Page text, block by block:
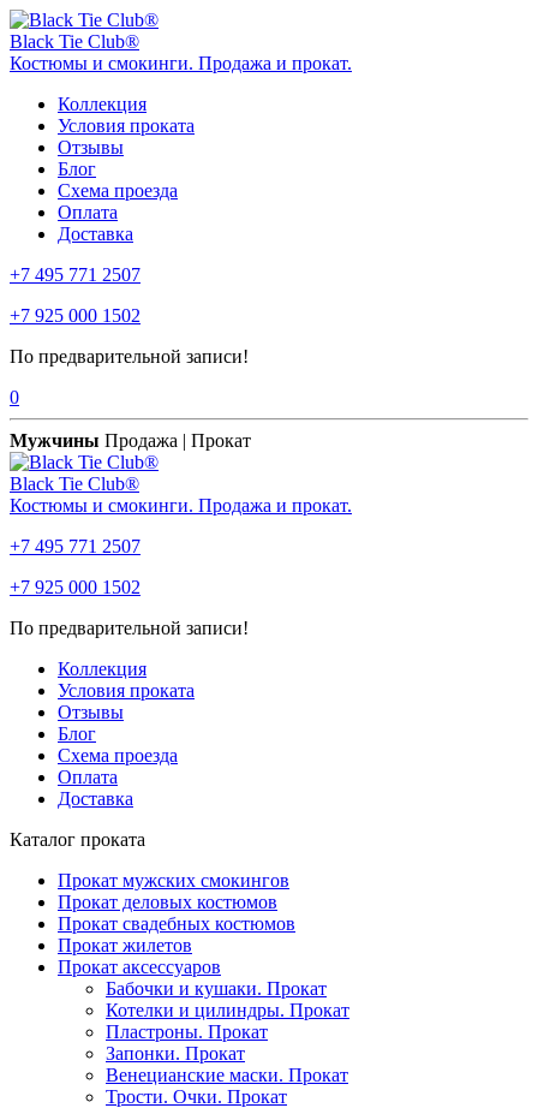
Black Tie Club®
Костюмы и смокинги. Продажа и прокат.
Коллекция
Условия проката
Отзывы
Блог
Схема проезда
Оплата
Доставка
+7 495 771 2507
+7 925 000 1502
По предварительной записи!
0
Мужчины Продажа | Прокат
Black Tie Club®
Костюмы и смокинги. Продажа и прокат.
+7 495 771 2507
+7 925 000 1502
По предварительной записи!
Коллекция
Условия проката
Отзывы
Блог
Схема проезда
Оплата
Доставка
Каталог проката
Прокат мужских смокингов
Прокат деловых костюмов
Прокат свадебных костюмов
Прокат жилетов
Прокат аксессуаров
Бабочки и кушаки. Прокат
Котелки и цилиндры. Прокат
Пластроны. Прокат
Запонки. Прокат
Венецианские маски. Прокат
Трости. Очки. Прокат